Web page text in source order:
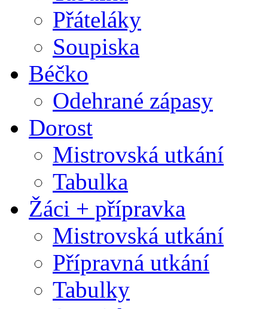
Přáteláky
Soupiska
Béčko
Odehrané zápasy
Dorost
Mistrovská utkání
Tabulka
Žáci + přípravka
Mistrovská utkání
Přípravná utkání
Tabulky